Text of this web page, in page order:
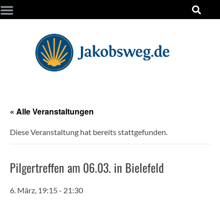
« Alle Veranstaltungen
Diese Veranstaltung hat bereits stattgefunden.
Pilgertreffen am 06.03. in Bielefeld
6. März, 19:15- 21:30